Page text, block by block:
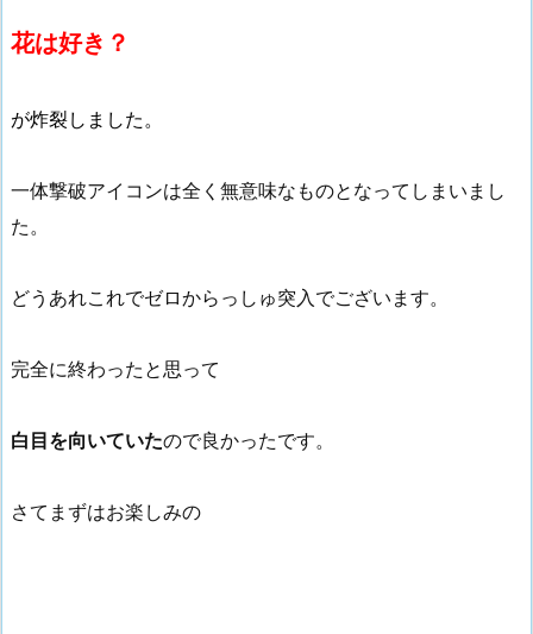
花は好き？
が炸裂しました。
一体撃破アイコンは全く無意味なものとなってしまいまし
た。
どうあれこれでゼロからっしゅ突入でございます。
完全に終わったと思って
白目を向いていたので良かったです。
さてまずはお楽しみの